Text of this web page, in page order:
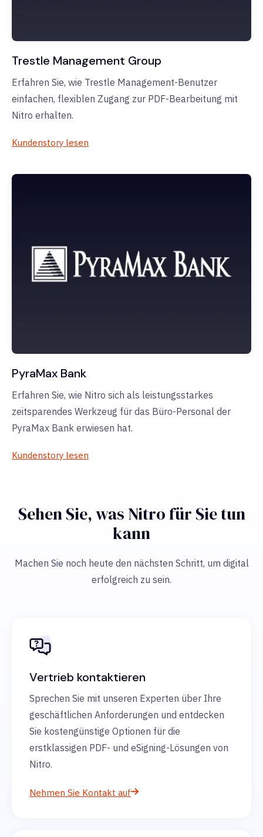
Trestle Management Group
Erfahren Sie, wie Trestle Management-Benutzer
einfachen, flexiblen Zugang zur PDF-Bearbeitung mit
Nitro erhalten.
Kundenstory lesen
PyraMax Bank
Erfahren Sie, wie Nitro sich als leistungsstarkes
zeitsparendes Werkzeug für das Büro-Personal der
PyraMax Bank erwiesen hat.
Kundenstory lesen
Sehen Sie, was Nitro für Sie tun
kann
Machen Sie noch heute den nächsten Schritt, um digital
erfolgreich zu sein.
Vertrieb kontaktieren
Sprechen Sie mit unseren Experten über Ihre
geschäftlichen Anforderungen und entdecken
Sie kostengünstige Optionen für die
erstklassigen PDF- und eSigning-Lösungen von
Nitro.
Nehmen Sie Kontakt auf